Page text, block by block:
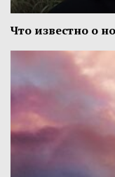
Что известно о